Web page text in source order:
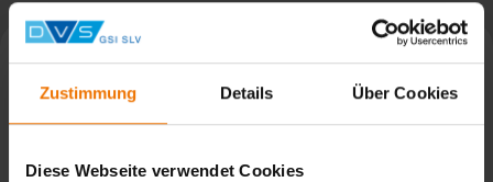
Zustimmung Details Über Cookies
Diese Webseite verwendet Cookies